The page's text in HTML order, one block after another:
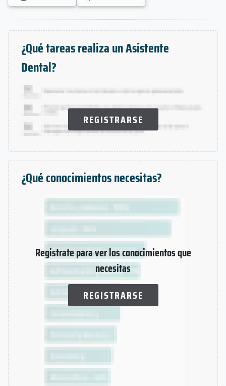
¿Qué tareas realiza un Asistente
Dental?
REGISTRARSE
¿Qué conocimientos necesitas?
Registrate para ver los conocimientos que
necesitas
REGISTRARSE